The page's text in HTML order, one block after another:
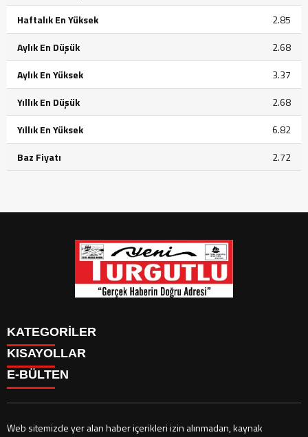
Haftalık En Yüksek
2.85
Aylık En Düşük
2.68
Aylık En Yüksek
3.37
Yıllık En Düşük
2.68
Yıllık En Yüksek
6.82
Baz Fiyatı
2.72
KATEGORİLER
GÜNDEM
SİYASET
CANLI BORSA
KISAYOLLAR
GÜNDEM
SİYASET
E-BÜLTEN
Web sitemizde yer alan haber içerikleri izin alınmadan, kaynak